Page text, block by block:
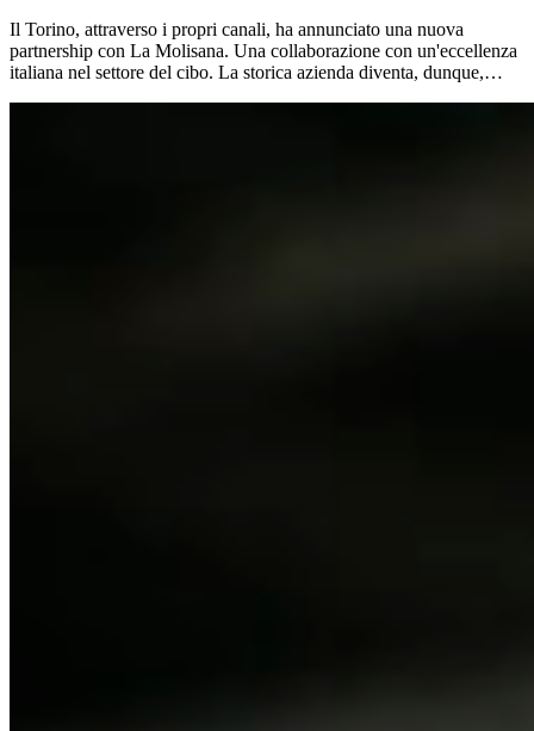
Il Torino, attraverso i propri canali, ha annunciato una nuova
partnership con La Molisana. Una collaborazione con un'eccellenza
italiana nel settore del cibo. La storica azienda diventa, dunque,…